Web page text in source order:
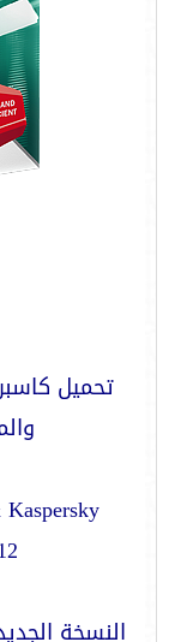
تحميل
Kaspersky
النسخة